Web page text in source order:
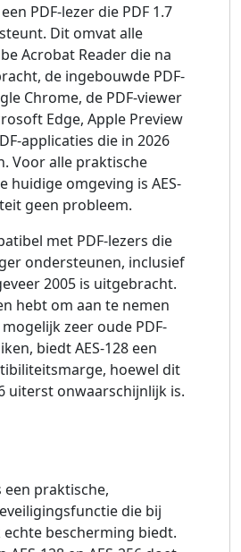
PDF-lezer die PDF 1.7
Dit omvat alle
Acrobat Reader die na
de ingebouwde PDF-
Chrome, de PDF-viewer
Edge, Apple Preview
applicaties die in 2026
Voor alle praktische
huidige omgeving is AES-
geen probleem.
met PDF-lezers die
ondersteunen, inclusief
2005 is uitgebracht.
hebt om aan te nemen
zeer oude PDF-
biedt AES-128 een
hoewel dit
uiterst onwaarschijnlijk is.
een praktische,
die bij
bescherming biedt.